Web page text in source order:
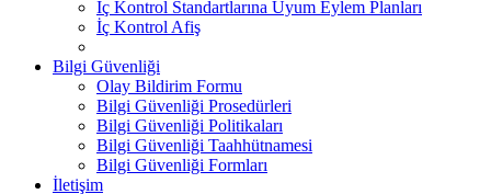
İç Kontrol Standartlarına Uyum Eylem Planları
İç Kontrol Afiş
Bilgi Güvenliği
Olay Bildirim Formu
Bilgi Güvenliği Prosedürleri
Bilgi Güvenliği Politikaları
Bilgi Güvenliği Taahhütnamesi
Bilgi Güvenliği Formları
İletişim